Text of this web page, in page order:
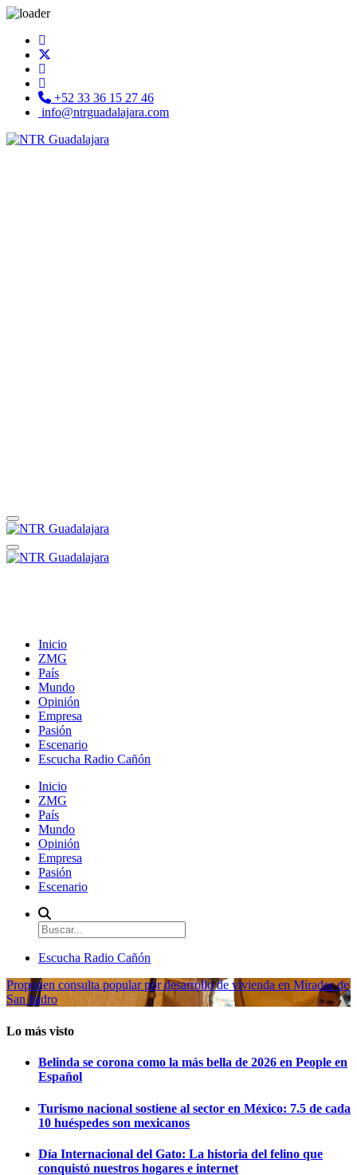
+52 33 36 15 27 46
info@ntrguadalajara.com
Inicio
ZMG
País
Mundo
Opinión
Empresa
Pasión
Escenario
Escucha Radio Cañón
Inicio
ZMG
País
Mundo
Opinión
Empresa
Pasión
Escenario
Escucha Radio Cañón
Proponen consulta popular por desarrollo de vivienda en Mirador de
San Isidro
Lo más visto
Belinda se corona como la más bella de 2026 en People en
Español
Turismo nacional sostiene al sector en México: 7.5 de cada
10 huéspedes son mexicanos
Día Internacional del Gato: La historia del felino que
conquistó nuestros hogares e internet